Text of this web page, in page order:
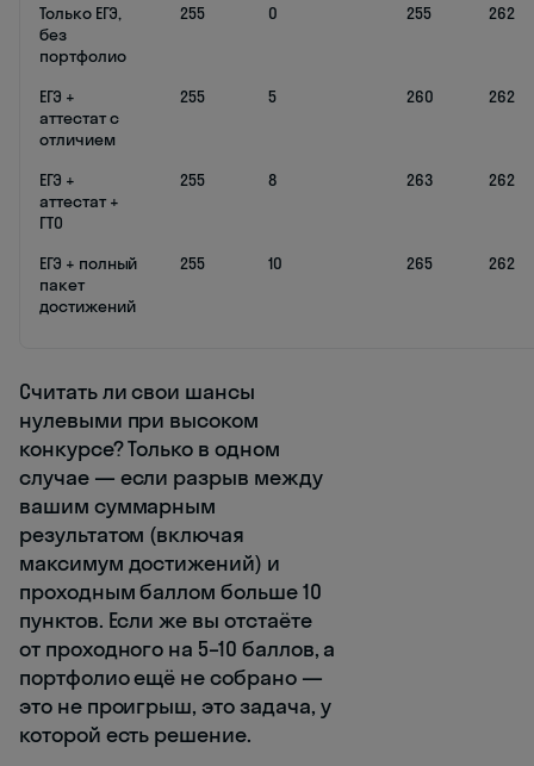
Только ЕГЭ,
без
портфолио
255 0 255 262
ЕГЭ +
аттестат с
отличием
255 5 260 262
ЕГЭ +
аттестат +
ГТО
255 8 263 262
ЕГЭ + полный
пакет
достижений
255 10 265 262
Считать ли свои шансы
нулевыми при высоком
конкурсе? Только в одном
случае — если разрыв между
вашим суммарным
результатом (включая
максимум достижений) и
проходным баллом больше 10
пунктов. Если же вы отстаёте
от проходного на 5–10 баллов, а
портфолио ещё не собрано —
это не проигрыш, это задача, у
которой есть решение.